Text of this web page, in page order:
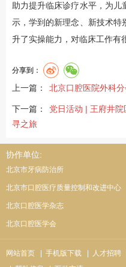
助力提升临床诊疗水平，为儿
示，学到的新理念、新技术特
升了实操能力，对临床工作有
分享到：
上一篇： 北京口腔医院外科
下一篇：
党日活动 | 王府井
寻之旅
协作单位:
北京市牙病防治所
北京市口腔医疗质量控制和改进中心
北京口腔医学杂志
北京口腔医学会
网站首页 | 手机版下载 | 人才招聘